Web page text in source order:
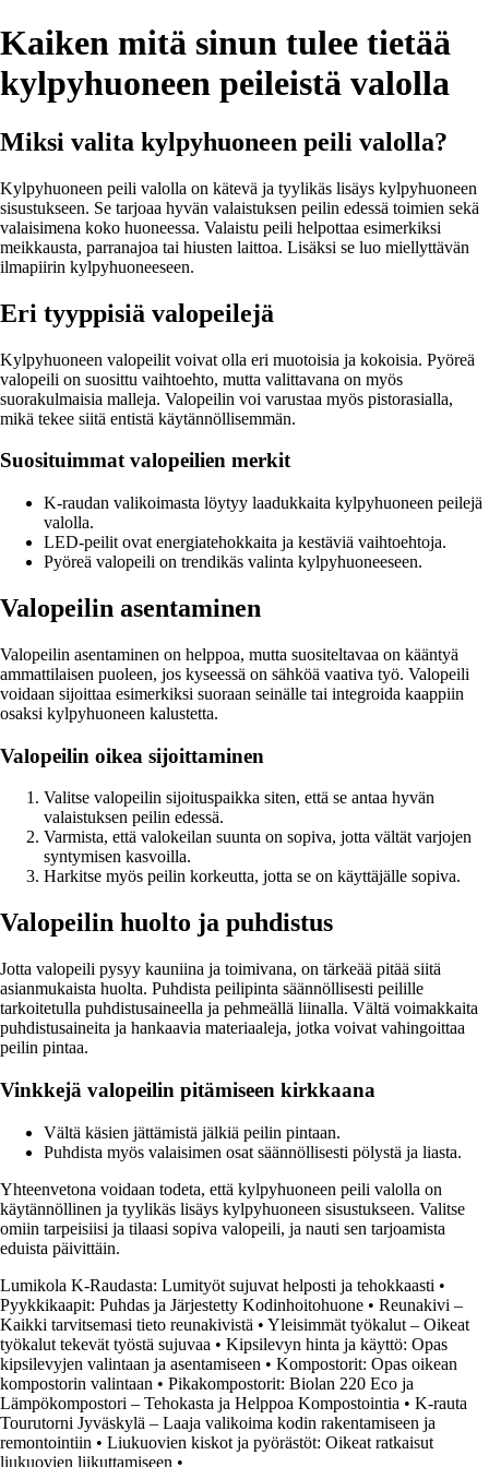
Kaiken mitä sinun tulee tietää
kylpyhuoneen peileistä valolla
Miksi valita kylpyhuoneen peili valolla?
Kylpyhuoneen peili valolla on kätevä ja tyylikäs lisäys kylpyhuoneen
sisustukseen. Se tarjoaa hyvän valaistuksen peilin edessä toimien sekä
valaisimena koko huoneessa. Valaistu peili helpottaa esimerkiksi
meikkausta, parranajoa tai hiusten laittoa. Lisäksi se luo miellyttävän
ilmapiirin kylpyhuoneeseen.
Eri tyyppisiä valopeilejä
Kylpyhuoneen valopeilit voivat olla eri muotoisia ja kokoisia. Pyöreä
valopeili on suosittu vaihtoehto, mutta valittavana on myös
suorakulmaisia malleja. Valopeilin voi varustaa myös pistorasialla,
mikä tekee siitä entistä käytännöllisemmän.
Suosituimmat valopeilien merkit
K-raudan valikoimasta löytyy laadukkaita kylpyhuoneen peilejä
valolla.
LED-peilit ovat energiatehokkaita ja kestäviä vaihtoehtoja.
Pyöreä valopeili on trendikäs valinta kylpyhuoneeseen.
Valopeilin asentaminen
Valopeilin asentaminen on helppoa, mutta suositeltavaa on kääntyä
ammattilaisen puoleen, jos kyseessä on sähköä vaativa työ. Valopeili
voidaan sijoittaa esimerkiksi suoraan seinälle tai integroida kaappiin
osaksi kylpyhuoneen kalustetta.
Valopeilin oikea sijoittaminen
Valitse valopeilin sijoituspaikka siten, että se antaa hyvän
valaistuksen peilin edessä.
Varmista, että valokeilan suunta on sopiva, jotta vältät varjojen
syntymisen kasvoilla.
Harkitse myös peilin korkeutta, jotta se on käyttäjälle sopiva.
Valopeilin huolto ja puhdistus
Jotta valopeili pysyy kauniina ja toimivana, on tärkeää pitää siitä
asianmukaista huolta. Puhdista peilipinta säännöllisesti peilille
tarkoitetulla puhdistusaineella ja pehmeällä liinalla. Vältä voimakkaita
puhdistusaineita ja hankaavia materiaaleja, jotka voivat vahingoittaa
peilin pintaa.
Vinkkejä valopeilin pitämiseen kirkkaana
Vältä käsien jättämistä jälkiä peilin pintaan.
Puhdista myös valaisimen osat säännöllisesti pölystä ja liasta.
Yhteenvetona voidaan todeta, että kylpyhuoneen peili valolla on
käytännöllinen ja tyylikäs lisäys kylpyhuoneen sisustukseen. Valitse
omiin tarpeisiisi ja tilaasi sopiva valopeili, ja nauti sen tarjoamista
eduista päivittäin.
Lumikola K-Raudasta: Lumityöt sujuvat helposti ja tehokkaasti •
Pyykkikaapit: Puhdas ja Järjestetty Kodinhoitohuone • Reunakivi –
Kaikki tarvitsemasi tieto reunakivistä • Yleisimmät työkalut – Oikeat
työkalut tekevät työstä sujuvaa • Kipsilevyn hinta ja käyttö: Opas
kipsilevyjen valintaan ja asentamiseen • Kompostorit: Opas oikean
kompostorin valintaan • Pikakompostorit: Biolan 220 Eco ja
Lämpökompostori – Tehokasta ja Helppoa Kompostointia • K-rauta
Tourutorni Jyväskylä – Laaja valikoima kodin rakentamiseen ja
remontointiin • Liukuovien kiskot ja pyörästöt: Oikeat ratkaisut
liukuovien liikuttamiseen •